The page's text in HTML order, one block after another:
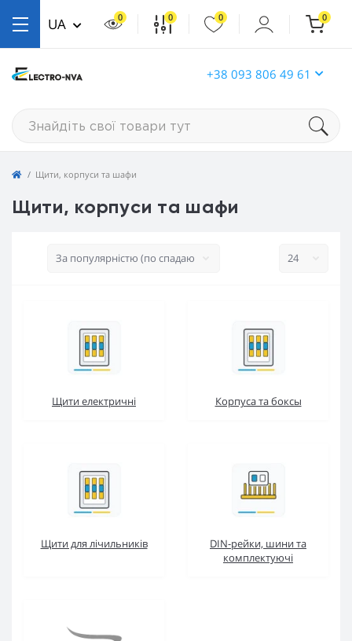
+38 093 806 49 61
UA 0 0 0 0
Щити, корпуси та шафи
Щити, корпуси та шафи
Щити електричні Корпуса та боксы
Щити для лічильників
DIN-рейки, шини та
комплектуючі